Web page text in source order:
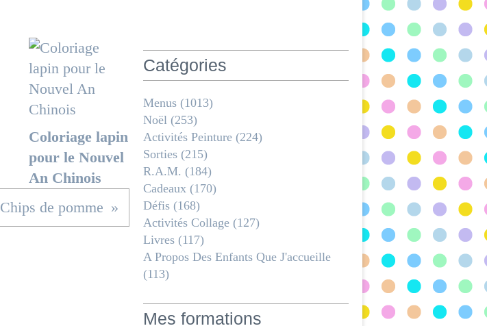
Coloriage lapin
pour le Nouvel
An Chinois
Chips de pomme
Catégories
Menus (1013)
Noël (253)
Activités Peinture (224)
Sorties (215)
R.a.m. (184)
Cadeaux (170)
Défis (168)
Activités Collage (127)
Livres (117)
A Propos Des Enfants Que J'accueille
(113)
Mes formations